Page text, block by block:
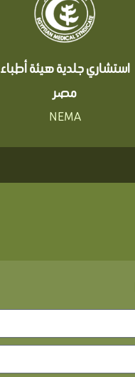
استشاري جلدية هيئة أطباء
مصر
NEMA